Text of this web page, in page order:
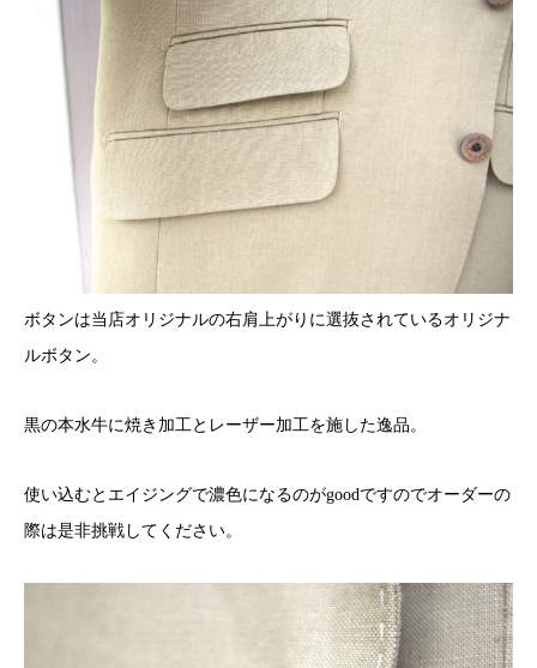
ボタンは当店オリジナルの右肩上がりに選抜されているオリジナ
ルボタン。
黒の本水牛に焼き加工とレーザー加工を施した逸品。
使い込むとエイジングで濃色になるのがgoodですのでオーダーの
際は是非挑戦してください。